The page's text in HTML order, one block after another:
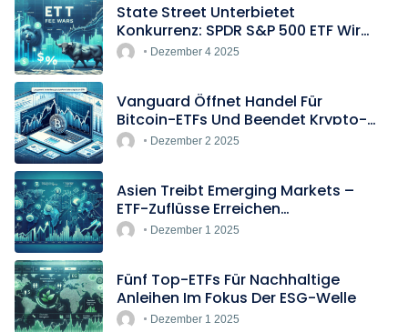
State Street Unterbietet
Konkurrenz: SPDR S&P 500 ETF Wird
Europas Günstigster Indextracker
Dezember 4 2025
Vanguard Öffnet Handel Für
Bitcoin-ETFs Und Beendet Krypto-
BlockadeDezember 2 2025
Asien Treibt Emerging Markets –
ETF-Zuflüsse Erreichen
Rekordtempo
Dezember 1 2025
Fünf Top-ETFs Für Nachhaltige
Anleihen Im Fokus Der ESG-Welle
Dezember 1 2025